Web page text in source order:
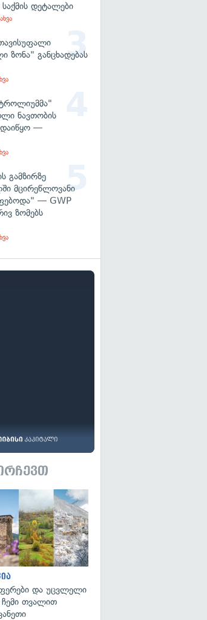
დეტალები
ზონა" განცხადებას
ნავთობის
დაიწყო —
გამზირზე
მცირეწლოვანი
— GWP
ზომებს
და უცვლელი
თვალით